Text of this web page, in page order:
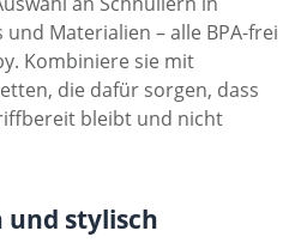
Materialien – alle BPA-frei
Kombiniere sie mit
die dafür sorgen, dass
bleibt und nicht
und stylisch